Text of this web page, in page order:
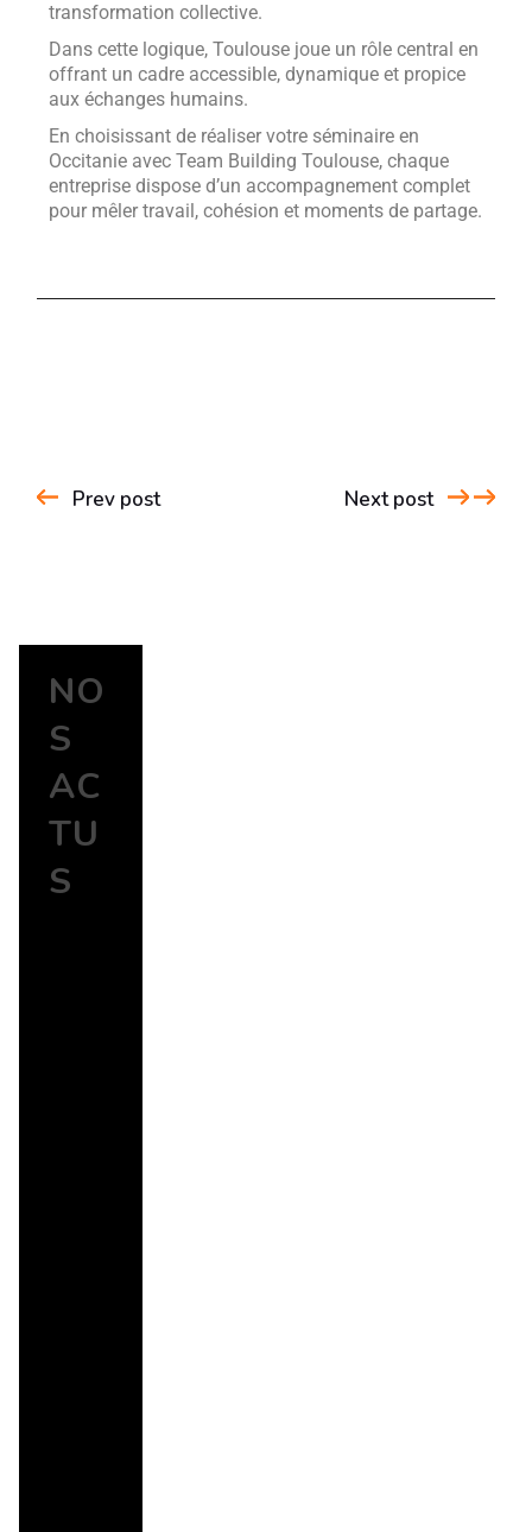
transformation collective.
Dans cette logique, Toulouse joue un rôle central en
offrant un cadre accessible, dynamique et propice
aux échanges humains.
En choisissant de réaliser votre séminaire en
Occitanie avec Team Building Toulouse, chaque
entreprise dispose d’un accompagnement complet
pour mêler travail, cohésion et moments de partage.
Prev post Next post
NO
S
AC
TU
S